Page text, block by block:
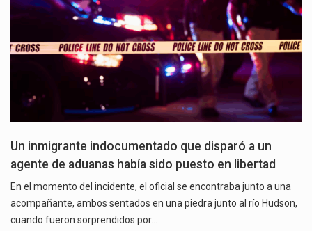
Un inmigrante indocumentado que disparó a un
agente de aduanas había sido puesto en libertad
En el momento del incidente, el oficial se encontraba junto a una
acompañante, ambos sentados en una piedra junto al río Hudson,
cuando fueron sorprendidos por…